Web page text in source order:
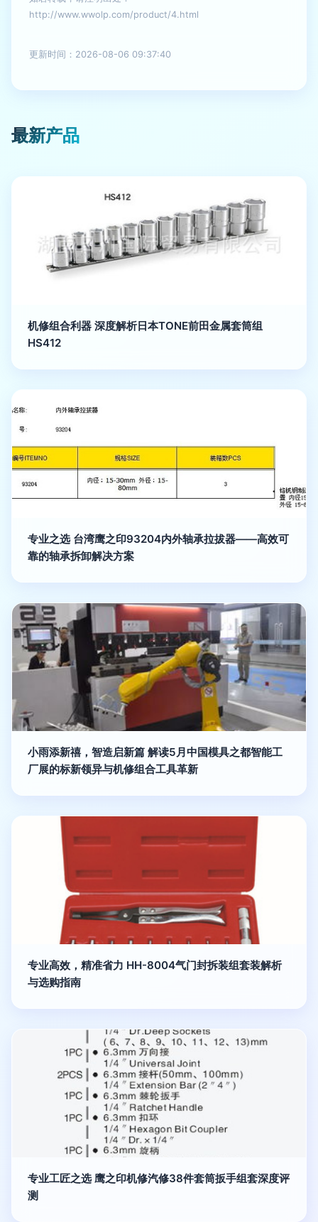
http://www.wwolp.com/product/4.html
更新时间：2026-08-06 09:37:40
最新产品
机修组合利器 深度解析日本TONE前田金属套筒组
HS412
专业之选 台湾鹰之印93204内外轴承拉拔器——高效可
靠的轴承拆卸解决方案
小雨添新禧，智造启新篇 解读5月中国模具之都智能工
厂展的标新领异与机修组合工具革新
专业高效，精准省力 HH-8004气门封拆装组套装解析
与选购指南
专业工匠之选 鹰之印机修汽修38件套筒扳手组套深度评
测